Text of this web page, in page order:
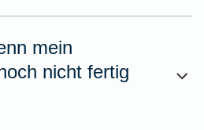
mein
nicht fertig